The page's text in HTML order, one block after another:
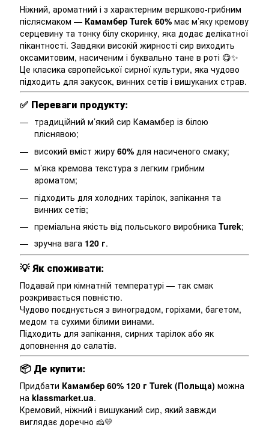
Ніжний, ароматний і з характерним вершково-грибним
післясмаком — Камамбер Turek 60% має м’яку кремову
серцевину та тонку білу скоринку, яка додає делікатної
пікантності. Завдяки високій жирності сир виходить
оксамитовим, насиченим і буквально тане в роті 😋✨
Це класика європейської сирної культури, яка чудово
підходить для закусок, винних сетів і вишуканих страв.
✅ Переваги продукту:
традиційний м’який сир Камамбер із білою
пліснявою;
високий вміст жиру 60% для насиченого смаку;
м’яка кремова текстура з легким грибним
ароматом;
підходить для холодних тарілок, запікання та
винних сетів;
преміальна якість від польського виробника Turek;
зручна вага 120 г.
💡Як споживати:
Подавай при кімнатній температурі — так смак
розкривається повністю.
Чудово поєднується з виноградом, горіхами, багетом,
медом та сухими білими винами.
Підходить для запікання, сирних тарілок або як
доповнення до салатів.
📦 Де купити:
Придбати Камамбер 60% 120 г Turek (Польща) можна
на klassmarket.ua.
Кремовий, ніжний і вишуканий сир, який завжди
виглядає доречно 🧀💛